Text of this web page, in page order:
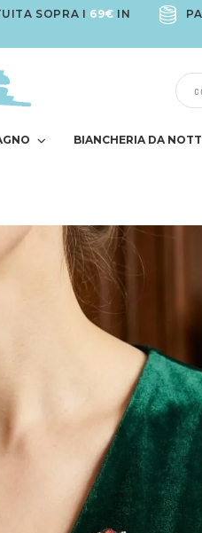
SOPRA I 69€ IN
BIANCHERIA DA